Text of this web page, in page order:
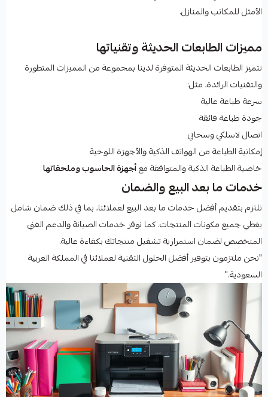
الأمثل للمكاتب والمنازل.
مميزات الطابعات الحديثة وتقنياتها
تتميز الطابعات الحديثة المتوفرة لدينا بمجموعة من المميزات المتطورة
والتقنيات الرائدة، مثل:
سرعة طباعة عالية
جودة طباعة فائقة
اتصال لاسلكي وسحابي
إمكانية الطباعة من الهواتف الذكية والأجهزة اللوحية
خاصية الطباعة الذكية والمتوافقة معأجهزة الحاسوب وملحقاتها
خدمات ما بعد البيع والضمان
نلتزم بتقديم أفضل خدمات ما بعد البيع لعملائنا، بما في ذلك ضمان شامل
يغطي جميع مكونات المنتجات. كما نوفر خدمات الصيانة والدعم الفني
المتخصص لضمان استمرارية تشغيل منتجاتك بكفاءة عالية.
"نحن ملتزمون بتوفير أفضل الحلول التقنية لعملائنا في المملكة العربية
السعودية."